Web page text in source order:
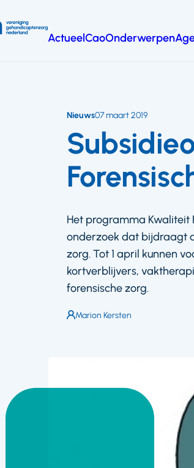
ActueelCaoOnderwerpen
Nieuws07 maart 2019
Het programma Kwaliteit
onderzoek dat bijdraagt
zorg. Tot 1 april kunnen
kortverblijvers,
forensische zorg.
Auteur:
Marion Kersten